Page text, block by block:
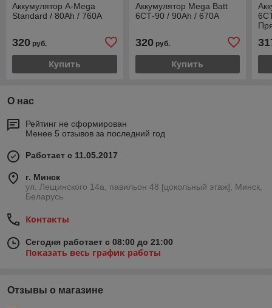
Аккумулятор A-Mega
Standard / 80Ah / 760А
320 руб.
Купить
Аккумулятор Mega Batt
6СТ-90 / 90Ah / 670А
320руб.
Купить
О нас
Рейтинг не сформирован
Менее 5 отзывов за последний год
Работает с 11.05.2017
г. Минск
ул. Лещинского 14а, павильон 48 [цокольный этаж], Минск,
Беларусь
Контакты
Сегодня работает с 08:00 до 21:00
Показать весь график работы
Отзывы о магазине